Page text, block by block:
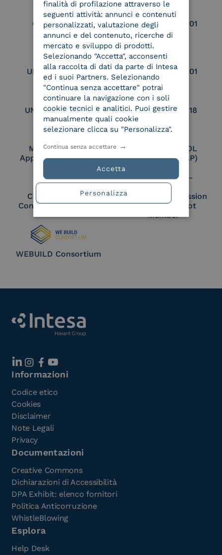
Conservatore
qualificato
UNI EN ISO 37001
UNI EN ISO 9001 UNI EN ISO 27001
UNI EN ISO 27017 UNI EN ISO 27018
Membro Adobe
Approved Trust List
Certified PEPPOL
Access Point (AP)
Cloud Signature
Consortium Member
European Commission
Large Scale Pilot
Member
WEBUILD Consortium
Informazioni
Codice etico
Cookies
Disclaimer
Note Legali
Privacy
Documentazioni
Creative Commons
Dichiarazioni di Accessibilità
DPA Exhibit: elenco fornitori
Politica Anticorruzione
WhistleBlowing
Esplora
Help Desk
finalità di profilazione attraverso le
seguenti attività: annunci e contenuti
personalizzati, valutazione degli
annunci e del contenuto, ricerche di
mercato e sviluppo di prodotti.
Selezionando "Accetta", acconsenti
alla raccolta di dati da parte di Intesa
ed i suoi Partners. Selezionando
"Continua senza accettare" potrai
continuare la navigazione con i soli
cookie tecnici e analitici. Puoi gestire
manualmente quali cookie
selezionare clicca su "Personalizza".
Accetta
Continua senza accettare
Personalizza